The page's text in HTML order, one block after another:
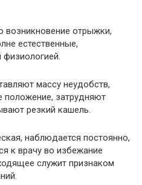
возникновение отрыжки,
естественные,
массу неудобств,
положение, затрудняют
резкий кашель.
наблюдается постоянно,
к врачу во избежание
служит признаком